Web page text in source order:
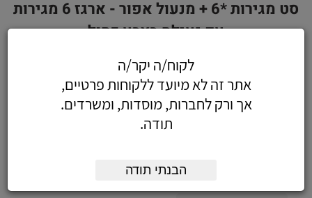
סט מגירות *6 + מנעול אפור - ארגז 6 מגירות
עם נעילה בצבע כחול
265.50כולל מע"מ
לקוח/ה יקר/ה
אתר זה לא מיועד ללקוחות פרטיים,
אך ורק לחברות, מוסדות, ומשרדים.
תודה.
הבנתי תודה